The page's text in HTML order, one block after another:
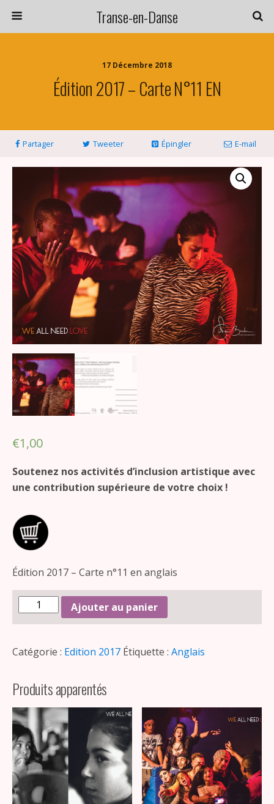
Transe-en-Danse
17 Décembre 2018
Édition 2017 – Carte N°11 EN
Partager Tweeter Épingler E-mail
€1,00
Soutenez nos activités d’inclusion artistique avec
une contribution supérieure de votre choix !
Édition 2017 – Carte n°11 en anglais
Ajouter au panier
Catégorie : Edition 2017 Étiquette : Anglais
Produits apparentés